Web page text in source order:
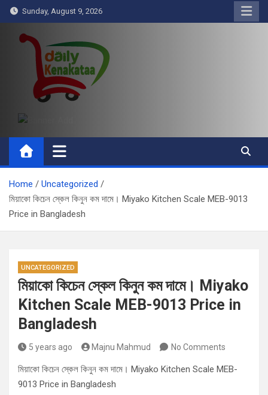
Skip
to
content
Sunday, August 9, 2026
Daily Kenakataa
Essential Product Videos
Home
Uncategorized
মিয়াকো কিচেন স্কেল কিনুন কম দামে। Miyako Kitchen Scale MEB-9013
Price in Bangladesh
UNCATEGORIZED
মিয়াকো কিচেন স্কেল কিনুন কম দামে। Miyako
Kitchen Scale MEB-9013 Price in
Bangladesh
5 years ago Majnu Mahmud No Comments
মিয়াকো কিচেন স্কেল কিনুন কম দামে। Miyako Kitchen Scale MEB-
9013 Price in Bangladesh